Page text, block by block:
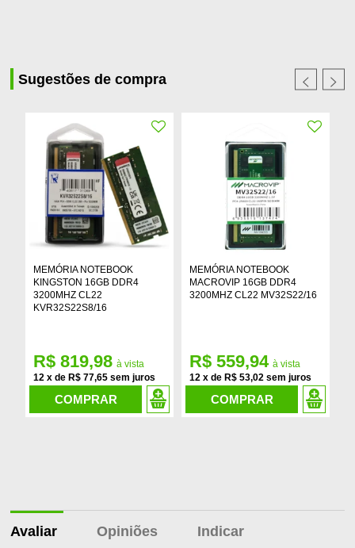
Sugestões de compra
MEMÓRIA NOTEBOOK
KINGSTON 16GB DDR4
3200MHZ CL22
KVR32S22S8/16
12 x de R$ 77,65
R$ 819,98
COMPRAR
MEMÓRIA NOTEBOOK
MACROVIP 16GB DDR4
3200MHZ CL22 MV32S22/16
12 x de R$ 53,02
R$ 559,94
COMPRAR
Avaliar Opiniões Indicar